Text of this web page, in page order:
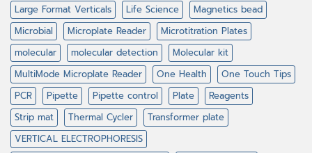
Large Format Verticals
Life Science
Magnetics bead
Microbial
Microplate Reader
Microtitration Plates
molecular
molecular detection
Molecular kit
MultiMode Microplate Reader
One Health
One Touch Tips
PCR
Pipette Pipette control Plate
Reagents
Strip mat
Thermal Cycler
Transformer plate
VERTICAL ELECTROPHORESIS